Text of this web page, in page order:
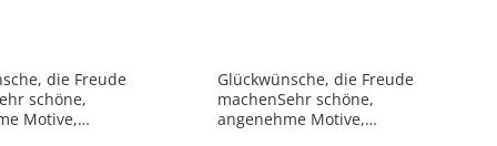
die Freude
schöne,
Motive,
Glückwünsche, die Freude
machenSehr schöne,
angenehme Motive,